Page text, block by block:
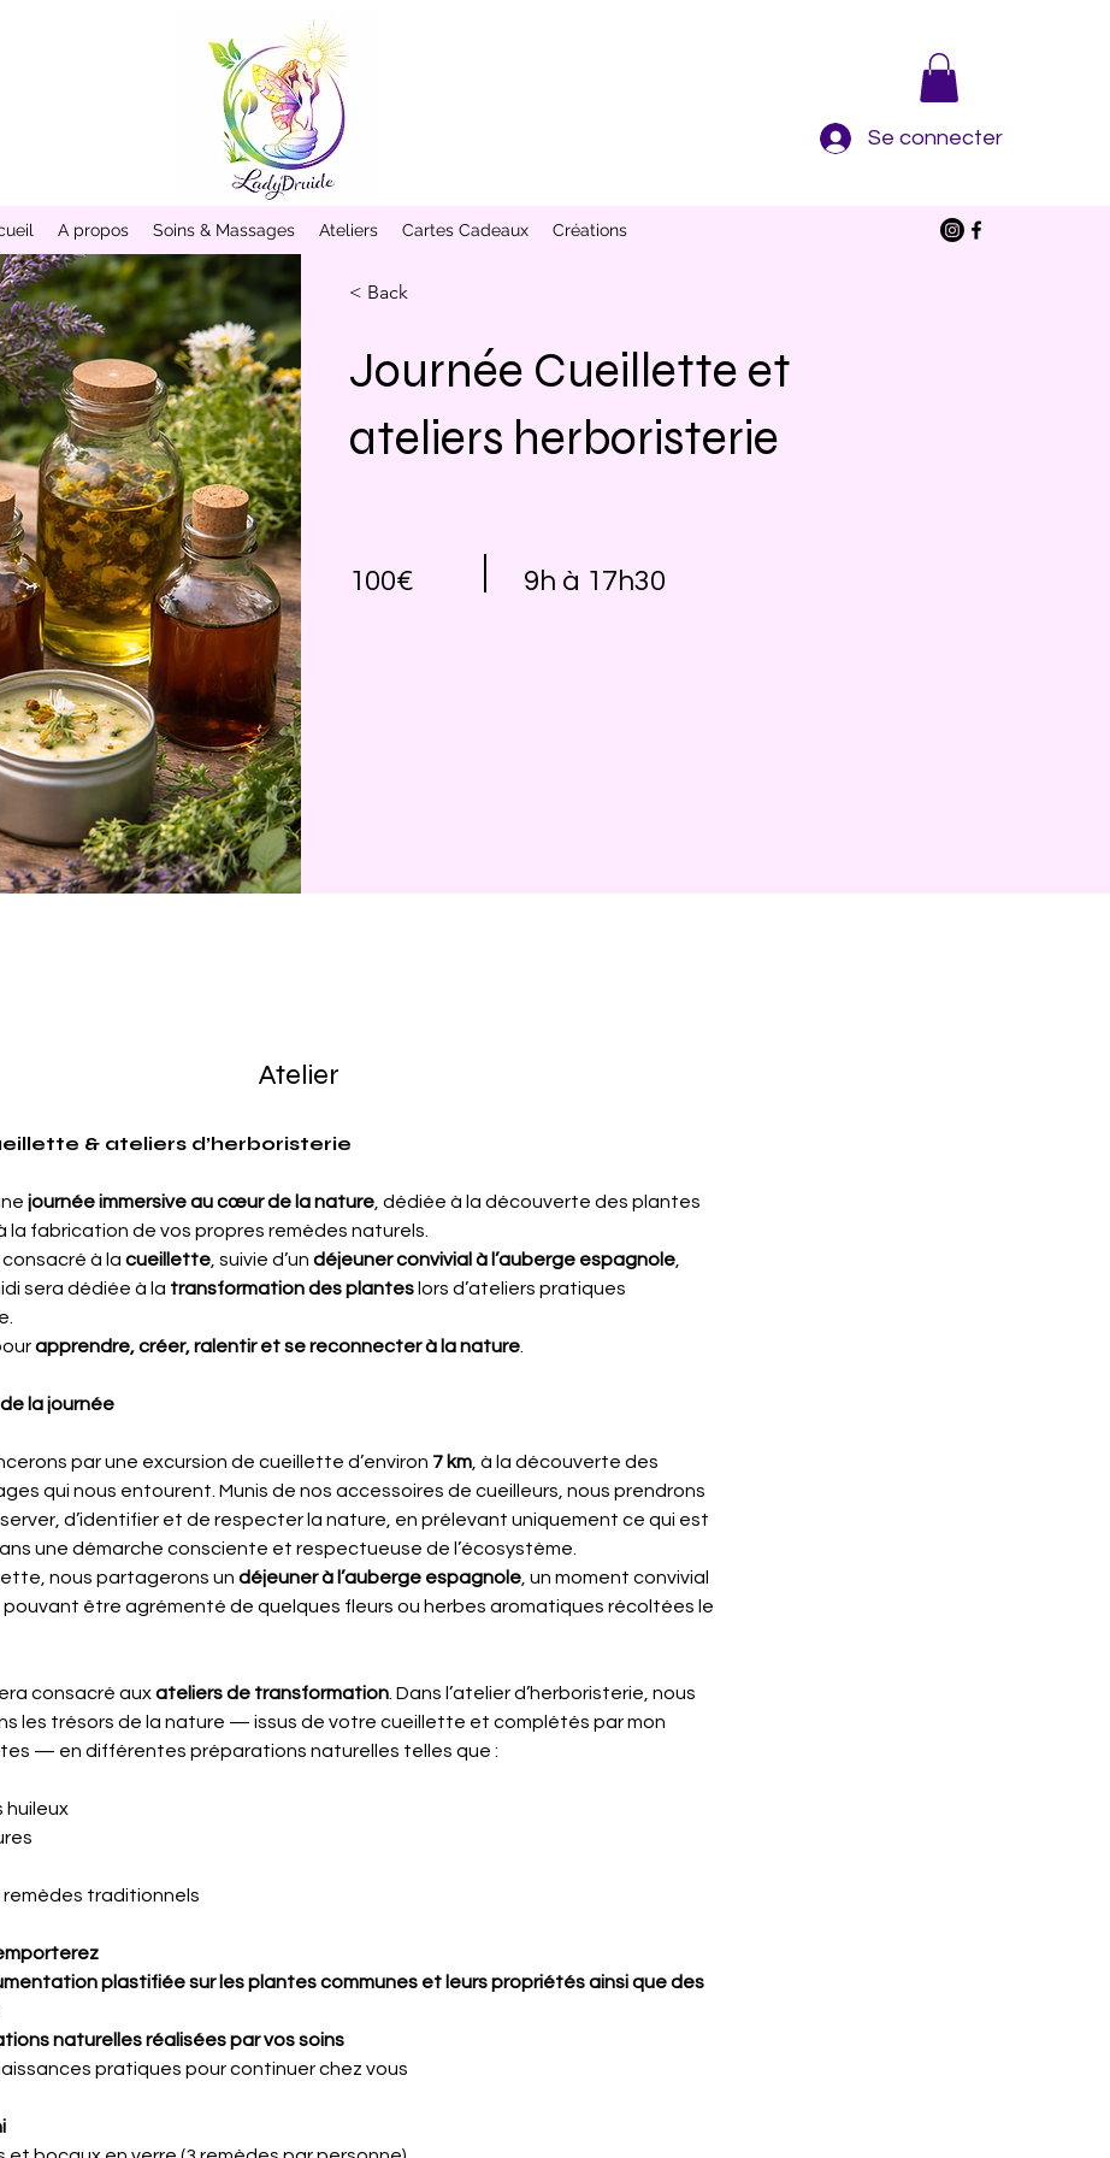
Se connecter
A propos Soins & Massages Ateliers Cartes Cadeaux Créations
< Back
Journée Cueillette et
ateliers herboristerie
100€ 9h à 17h30
Atelier
& ateliers d’herboristerie
journée immersive au cœur de la nature , dédiée à la découverte des plantes
la fabrication de vos propres remèdes naturels.
à la cueillette , suivie d’un déjeuner convivial à l’auberge espagnole
sera dédiée à la transformation des plantes lors d’ateliers pratiques
apprendre, créer, ralentir et se reconnecter à la nature
la journée
par une excursion de cueillette d’environ 7 km , à la découverte des
qui nous entourent. Munis de nos accessoires de cueilleurs, nous prendrons
d’identifier et de respecter la nature, en prélevant uniquement ce qui est
une démarche consciente et respectueuse de l’écosystème.
nous partagerons un déjeuner à l’auberge espagnole , un moment convivial
être agrémenté de quelques fleurs ou herbes aromatiques récoltées le
consacré aux ateliers de transformation . Dans l’atelier d’herboristerie, nous
les trésors de la nature — issus de votre cueillette et complétés par mon
— en différentes préparations naturelles telles que :
huileux
remèdes traditionnels
plastifiée sur les plantes communes et leurs propriétés ainsi que des
naturelles réalisées par vos soins
pratiques pour continuer chez vous